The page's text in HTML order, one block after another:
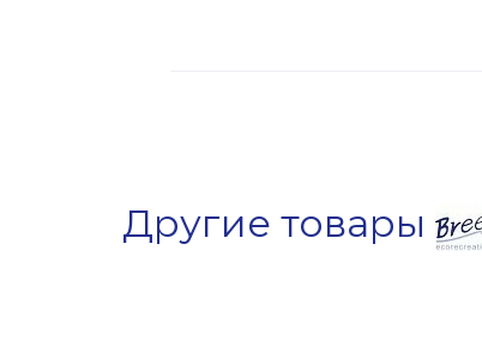
Другие товары